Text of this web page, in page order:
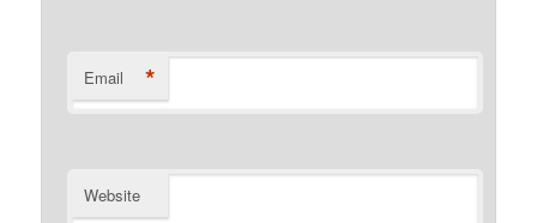
Email *
Website